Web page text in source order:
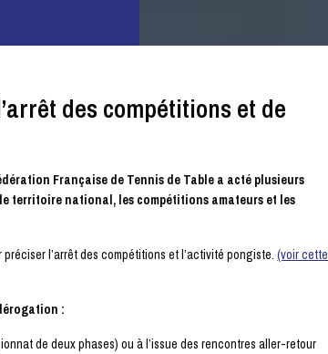
des compétitions et de
Française de Tennis de Table a acté plusieurs
territoire national, les compétitions amateurs et les
l’arrêt des compétitions et l’activité pongiste.(voir cette
:
de deux phases) ou à l’issue des rencontres aller-retour